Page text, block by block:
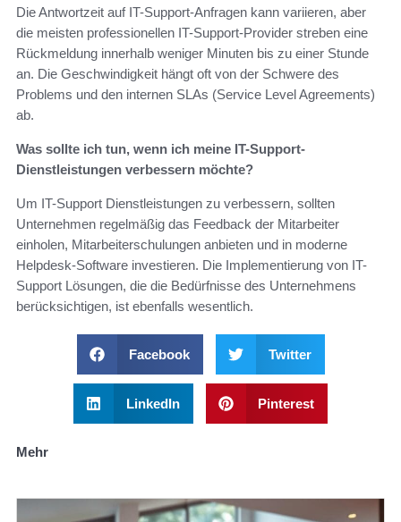
Die Antwortzeit auf IT-Support-Anfragen kann variieren, aber
die meisten professionellen IT-Support-Provider streben eine
Rückmeldung innerhalb weniger Minuten bis zu einer Stunde
an. Die Geschwindigkeit hängt oft von der Schwere des
Problems und den internen SLAs (Service Level Agreements)
ab.
Was sollte ich tun, wenn ich meine IT-Support-
Dienstleistungen verbessern möchte?
Um IT-Support Dienstleistungen zu verbessern, sollten
Unternehmen regelmäßig das Feedback der Mitarbeiter
einholen, Mitarbeiterschulungen anbieten und in moderne
Helpdesk-Software investieren. Die Implementierung von IT-
Support Lösungen, die die Bedürfnisse des Unternehmens
berücksichtigen, ist ebenfalls wesentlich.
Facebook Twitter
LinkedIn Pinterest
Mehr